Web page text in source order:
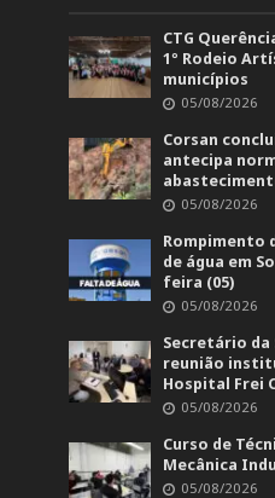
CTG
1º Rodeio
municípios
05/08/2026
Corsan
antecipa
05/08/2026
Rompimento
de água em
feira (05)
05/08/2026
Secretário da
reunião
Hospital Frei
05/08/2026
Curso de
Mecânica
05/08/2026